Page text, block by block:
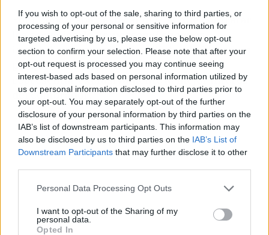
If you wish to opt-out of the sale, sharing to third parties, or
processing of your personal or sensitive information for
targeted advertising by us, please use the below opt-out
section to confirm your selection. Please note that after your
opt-out request is processed you may continue seeing
interest-based ads based on personal information utilized by
us or personal information disclosed to third parties prior to
your opt-out. You may separately opt-out of the further
disclosure of your personal information by third parties on the
IAB’s list of downstream participants. This information may
also be disclosed by us to third parties on the IAB’s List of
Downstream Participants that may further disclose it to other
Personal Data Processing Opt Outs
I want to opt-out of the Sharing of my
personal data.
Opted In
Por último, cabe destacar que,al que contratar
los servicios de unpersonal shopper
inmobiliario, se evitan conflictos de intereses
porque sus acciones están orientadas a
representar exclusivamente al mejor interés
del comprador.